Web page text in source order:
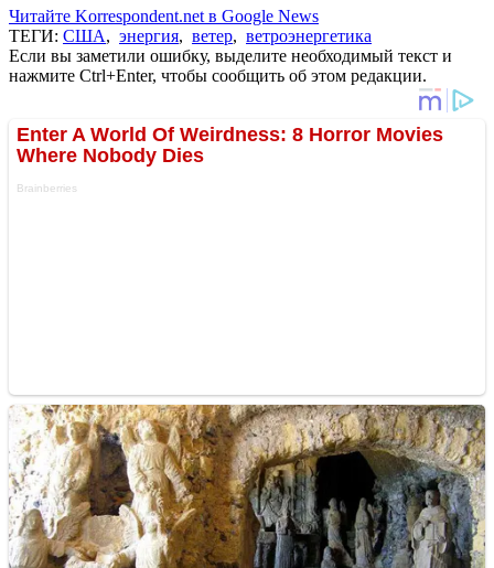
Читайте Korrespondent.net в Google News
ТЕГИ: США, энергия, ветер, ветроэнергетика
Если вы заметили ошибку, выделите необходимый текст и
нажмите Ctrl+Enter, чтобы сообщить об этом редакции.